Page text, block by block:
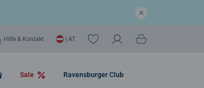
Hilfe & Kontakt | AT
Sale Ravensburger Club